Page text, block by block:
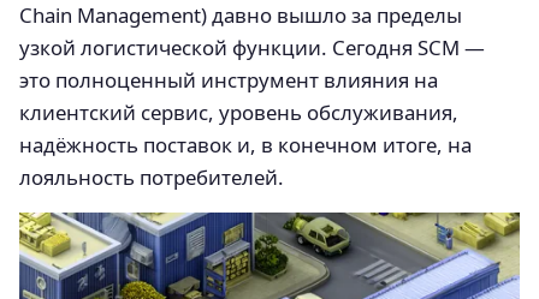
Chain Management) давно вышло за пределы
узкой логистической функции. Сегодня SCM —
это полноценный инструмент влияния на
клиентский сервис, уровень обслуживания,
надёжность поставок и, в конечном итоге, на
лояльность потребителей.